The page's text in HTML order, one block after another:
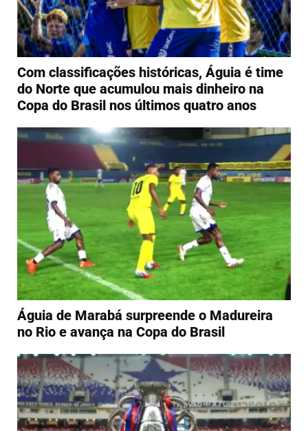
Com classificações históricas, Águia é time
do Norte que acumulou mais dinheiro na
Copa do Brasil nos últimos quatro anos
Águia de Marabá surpreende o Madureira
no Rio e avança na Copa do Brasil